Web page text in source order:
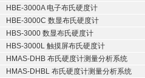
HBE-3000A 电子布氏硬度计
HBE-3000C 数显布氏硬度计
HBS-3000 数显布氏硬度计
HBS-3000L 触摸屏布氏硬度计
HMAS-DHB 布氏硬度计测量分析系统
HMAS-DHBL 布氏硬度计测量分析系统